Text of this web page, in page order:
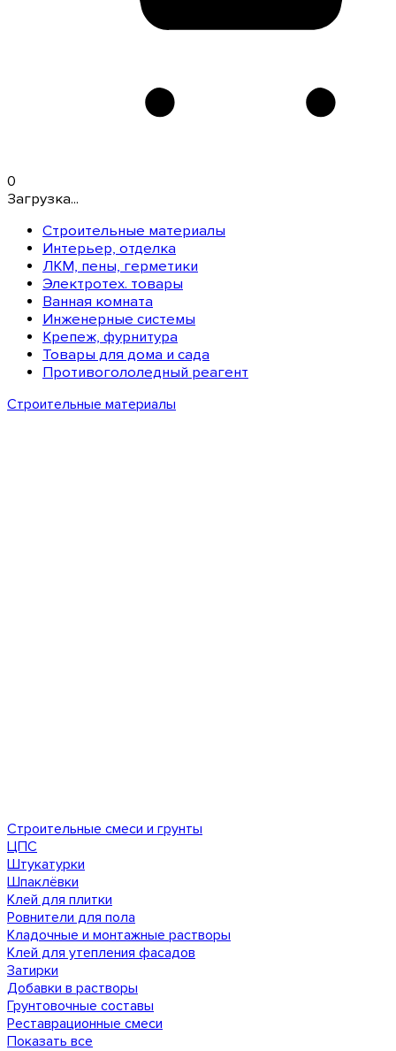
0
Загрузка...
Строительные материалы
Интерьер, отделка
ЛКМ, пены, герметики
Электротех. товары
Ванная комната
Инженерные системы
Крепеж, фурнитура
Товары для дома и сада
Противогололедный реагент
Строительные материалы
Строительные смеси и грунты
ЦПС
Штукатурки
Шпаклёвки
Клей для плитки
Ровнители для пола
Кладочные и монтажные растворы
Клей для утепления фасадов
Затирки
Добавки в растворы
Грунтовочные составы
Реставрационные смеси
Показать все